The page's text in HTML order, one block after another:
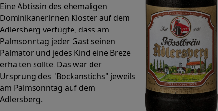
Eine Äbtissin des ehemaligen
Dominikanerinnen Kloster auf dem
Adlersberg verfügte, dass am
Palmsonntag jeder Gast seinen
Palmator und jedes Kind eine Breze
erhalten sollte. Das war der
Ursprung des "Bockanstichs" jeweils
am Palmsonntag auf dem
Adlersberg.